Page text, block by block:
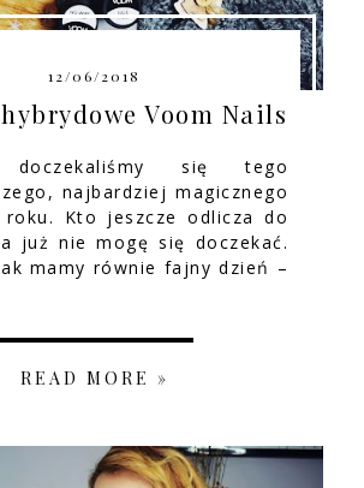
12/06/2018
Voom Nails
doczekaliśmy się tego
najbardziej magicznego
roku. Kto jeszcze odlicza do
już nie mogę się doczekać.
mamy równie fajny dzień –
READ MORE »